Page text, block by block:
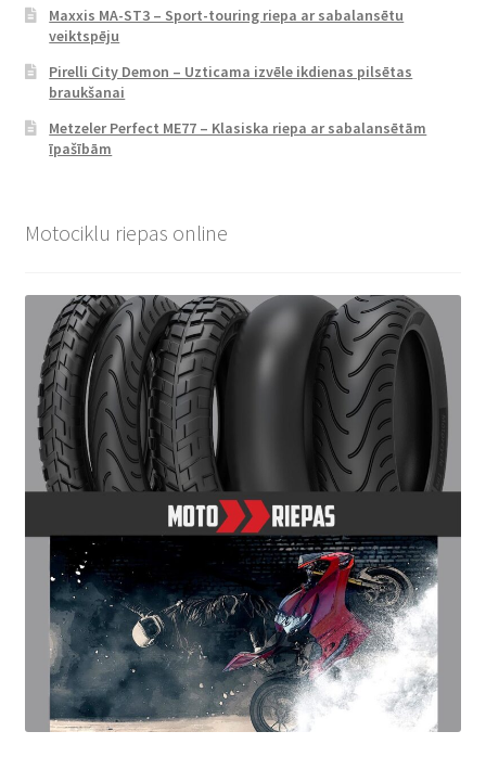
Maxxis MA-ST3 – Sport-touring riepa ar sabalansētu
veiktspēju
Pirelli City Demon – Uzticama izvēle ikdienas pilsētas
braukšanai
Metzeler Perfect ME77 – Klasiska riepa ar sabalansētām
īpašībām
Motociklu riepas online